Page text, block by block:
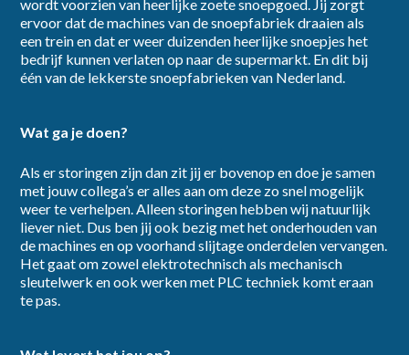
wordt voorzien van heerlijke zoete snoepgoed. Jij zorgt
ervoor dat de machines van de snoepfabriek draaien als
een trein en dat er weer duizenden heerlijke snoepjes het
bedrijf kunnen verlaten op naar de supermarkt. En dit bij
één van de lekkerste snoepfabrieken van Nederland.
Wat ga je doen?
Als er storingen zijn dan zit jij er bovenop en doe je samen
met jouw collega’s er alles aan om deze zo snel mogelijk
weer te verhelpen. Alleen storingen hebben wij natuurlijk
liever niet. Dus ben jij ook bezig met het onderhouden van
de machines en op voorhand slijtage onderdelen vervangen.
Het gaat om zowel elektrotechnisch als mechanisch
sleutelwerk en ook werken met PLC techniek komt eraan
te pas.
category
provincie